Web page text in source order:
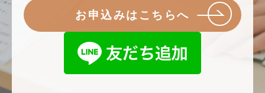
お申込みはこちらへ